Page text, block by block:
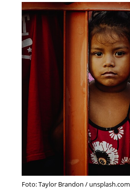
Foto: Taylor Brandon / unsplash.com